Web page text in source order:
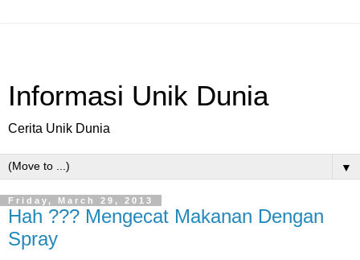
Informasi Unik Dunia
Cerita Unik Dunia
▼
Friday, March 29, 2013
Hah ??? Mengecat Makanan Dengan
Spray